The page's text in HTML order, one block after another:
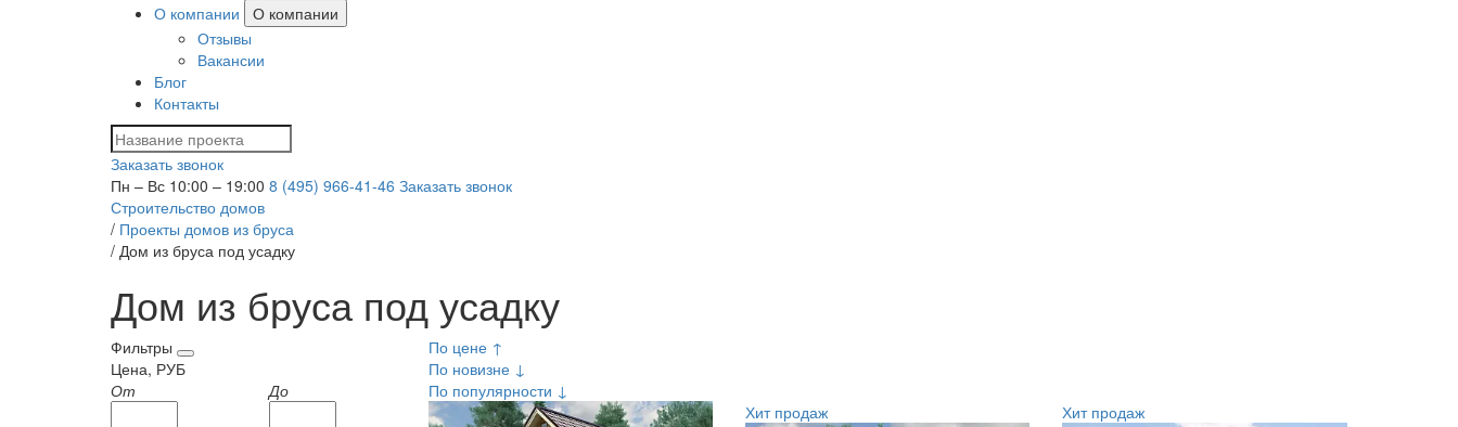
О компании
О компании
Отзывы
Вакансии
Блог
Контакты
Заказать звонок
Пн – Вс 10:00 – 19:00 8 (495) 966-41-46 Заказать звонок
Строительство домов
/ Проекты домов из бруса
/ Дом из бруса под усадку
Дом из бруса под усадку
Фильтры
Цена, РУБ
От
До
По цене ↑
По новизне ↓
По популярности ↓
Хит продаж Хит продаж